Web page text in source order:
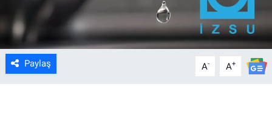
Paylaş A- A+